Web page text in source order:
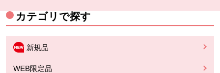
カテゴリで探す
新規品
WEB限定品